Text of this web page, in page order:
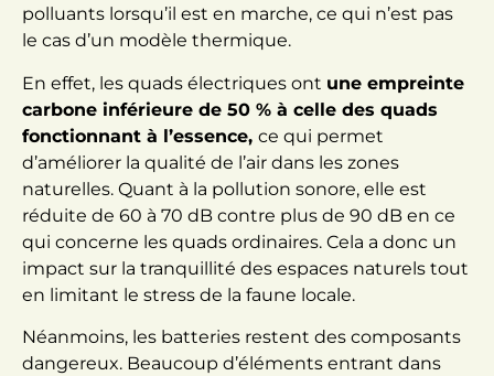
polluants lorsqu’il est en marche, ce qui n’est pas
le cas d’un modèle thermique.
En effet, les quads électriques ont une empreinte
carbone inférieure de 50 % à celle des quads
fonctionnant à l’essence, ce qui permet
d’améliorer la qualité de l’air dans les zones
naturelles. Quant à la pollution sonore, elle est
réduite de 60 à 70 dB contre plus de 90 dB en ce
qui concerne les quads ordinaires. Cela a donc un
impact sur la tranquillité des espaces naturels tout
en limitant le stress de la faune locale.
Néanmoins, les batteries restent des composants
dangereux. Beaucoup d’éléments entrant dans